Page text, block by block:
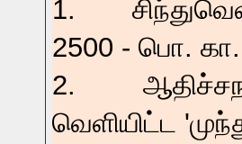
1.
2500 - பொ. கா.
2.
வெளியிட்ட